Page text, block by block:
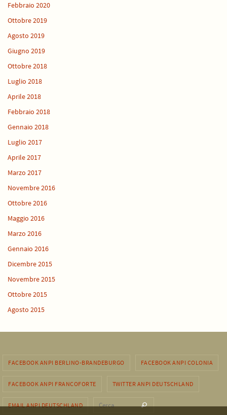
Febbraio 2020
Ottobre 2019
Agosto 2019
Giugno 2019
Ottobre 2018
Luglio 2018
Aprile 2018
Febbraio 2018
Gennaio 2018
Luglio 2017
Aprile 2017
Marzo 2017
Novembre 2016
Ottobre 2016
Maggio 2016
Marzo 2016
Gennaio 2016
Dicembre 2015
Novembre 2015
Ottobre 2015
Agosto 2015
FACEBOOK ANPI BERLINO-BRANDEBURGO FACEBOOK ANPI COLONIA
FACEBOOK ANPI FRANCOFORTE TWITTER ANPI DEUTSCHLAND
EMAIL ANPI DEUTSCHLAND Cerca per:
Cerca